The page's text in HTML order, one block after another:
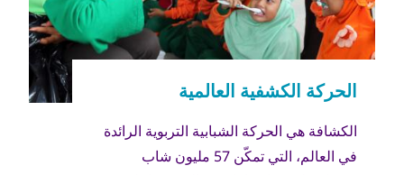
الكشافة هي الحركة الشبابية التربوية الرائدة
في العالم، التي تمكّن 57 مليون شاب